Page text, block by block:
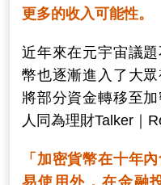
更多的收入可能性。
近年來在元宇宙議
幣也逐漸進入了大
將部分資金轉移至
人同為理財Talker｜
「加密貨幣在十年
易使用外，在金融